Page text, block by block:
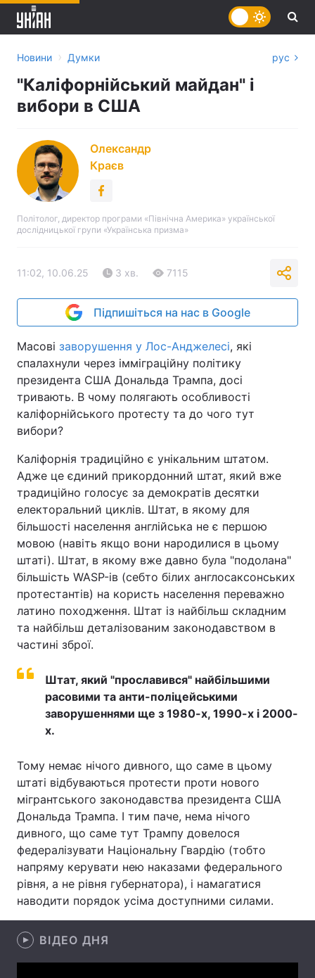
Війна
Україна Політика
Спорт Наука
Техно і зв'язок Лайт
Зброя Інциденти
Здоров'я Туризм
Цікавинки Погода
Екологія
Новини › Думки рус
"Каліфорнійський майдан" і
вибори в США
Олександр
Краєв
Політолог, директор програми «Північна Америка» української
дослідницької групи «Українська призма»
11:02, 10.06.25 3 хв. 7115
Підпишіться на нас в Google
Масові заворушення у Лос-Анджелесі, які
спалахнули через імміграційну політику
президента США Дональда Трампа, досі
тривають. В чому полягають особливості
каліфорнійського протесту та до чого тут
вибори?
Каліфорнія традиційно є унікальним штатом.
Адже це єдиний прикордонний штат, який вже
традиційно голосує за демократів десятки
електоральний циклів. Штат, в якому для
більшості населення англійська не є першою
мовою (навіть якщо вони народилися в цьому
штаті). Штат, в якому вже давно була "подолана"
більшість WASP-ів (себто білих англосаксонських
протестантів) на користь населення переважно
латино походження. Штат із найбільш складним
та найбільш деталізованим законодавством в
частині зброї.
Штат, який "прославився" найбільшими
расовими та анти-поліцейськими
заворушеннями ще з 1980-х, 1990-х і 2000-
х.
Тому немає нічого дивного, що саме в цьому
штаті відбуваються протести проти нового
мігрантського законодавства президента США
Дональда Трампа. І тим паче, нема нічого
дивного, що саме тут Трампу довелося
федералізувати Національну Гвардію (тобто
напряму керувати нею наказами федерального
рівня, а не рівня губернатора), і намагатися
наводити порядок усіма доступними силами.
ВІДЕО ДНЯ